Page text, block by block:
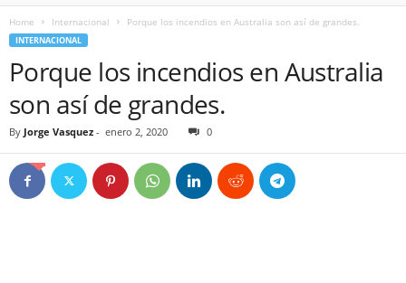
Home Internacional Porque los incendios en Australia son así de grandes.
INTERNACIONAL
Porque los incendios en Australia
son así de grandes.
By Jorge Vasquez - enero 2, 2020 0